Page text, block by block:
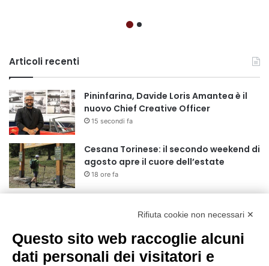
Articoli recenti
Pininfarina, Davide Loris Amantea è il
nuovo Chief Creative Officer
15 secondi fa
Cesana Torinese: il secondo weekend di
agosto apre il cuore dell’estate
18 ore fa
per la richiesta dello stato di calamità
19 ore fa
Reale Mutua, ecco il programma del
Rifiuta cookie non necessari ✕
Questo sito web raccoglie alcuni
dati personali dei visitatori e